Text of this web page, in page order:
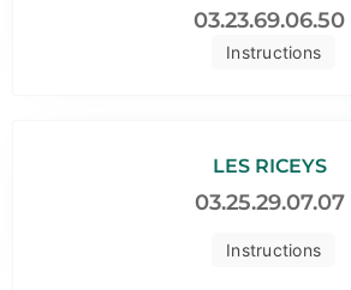
Instructions
03.23.69.06.50
Instructions
LES RICEYS
03.25.29.07.07